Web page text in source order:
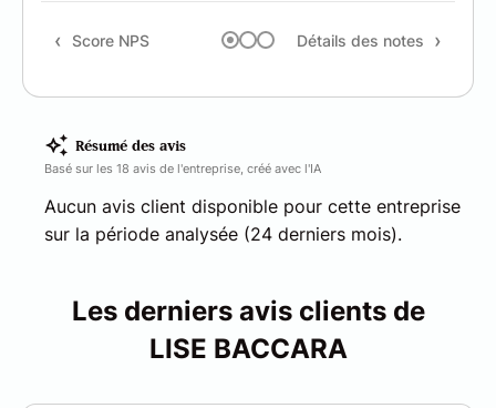
Score NPS Détails des notes
Résumé des avis
Basé sur les 18 avis de l'entreprise, créé avec l'IA
Aucun avis client disponible pour cette entreprise
sur la période analysée (24 derniers mois).
Les derniers avis clients de
LISE BACCARA